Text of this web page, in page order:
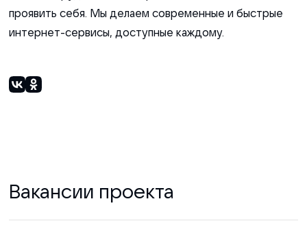
проявить себя. Мы делаем современные и быстрые
интернет-сервисы, доступные каждому.
Вакансии проекта